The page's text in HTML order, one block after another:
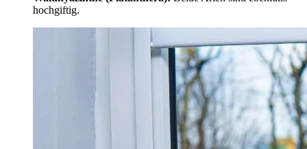
hochgiftig.